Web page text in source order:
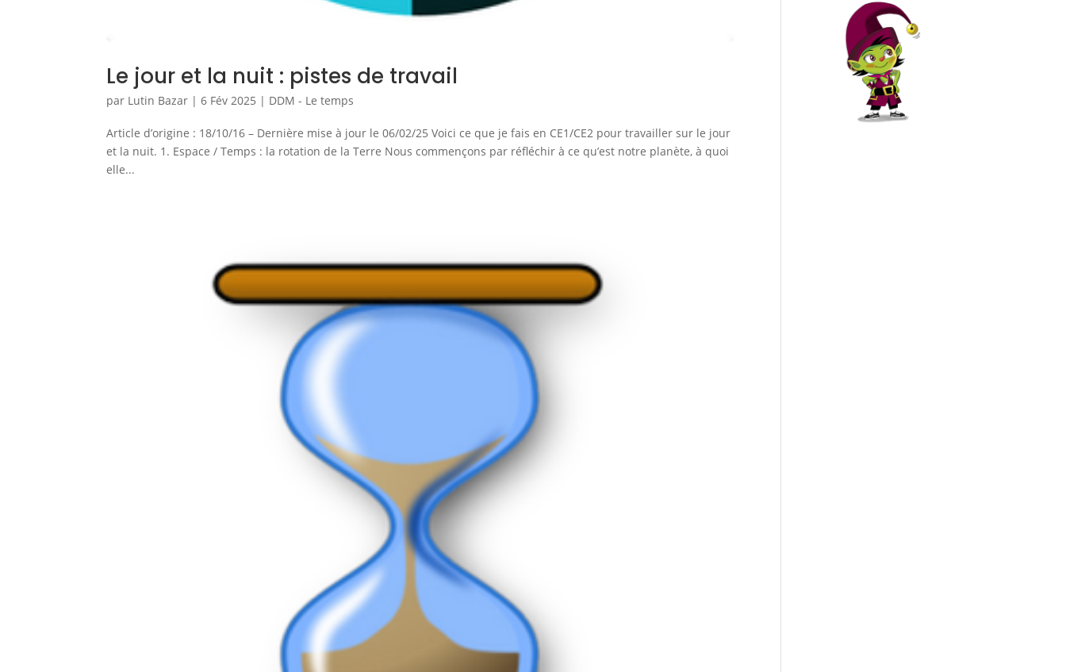
Le jour et la nuit : pistes de travail
par Lutin Bazar |6 Fév 2025 | DDM - Le temps
Article d’origine : 18/10/16 – Dernière mise à jour le 06/02/25 Voici ce que je fais en CE1/CE2 pour travailler sur le jour
et la nuit. 1. Espace / Temps : la rotation de la Terre Nous commençons par réfléchir à ce qu’est notre planète, à quoi
elle...